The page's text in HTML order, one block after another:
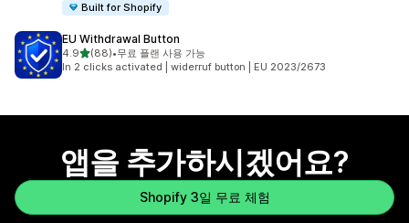
Built for Shopify
EU Withdrawal Button
4.9별 5개 중
(88)
총 리뷰 88개
•무료 플랜 사용 가능
In 2 clicks activated | widerruf button | EU 2023/2673
앱을 추가하시겠어요?
Shopify 3일 무료 체험